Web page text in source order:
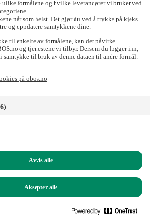
banken, Tryg Forsikring for
Styrerommet eller Vibbo?
til disse nettstedene er ikke påvirket.
for bedriftskunder
(mandag til fredag, 09.00 – 15.00)
post til: obos@obos.no
ulike formålene og hvilke leverandører vi bruker ved
når som helst. Det gjør du ved å trykke på kjeks
og oppdatere samtykkene dine.
til enkelte av formålene, kan det påvirke
og tjenestene vi tilbyr. Dersom du logger inn,
samtykke til bruk av denne dataen til andre formål.
på obos.no
Avvis alle
Aksepter alle